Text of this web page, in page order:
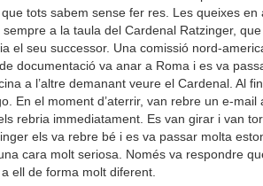
tots sabem sense fer res. Les queixes en
a la taula del Cardenal Ratzinger, que
el seu successor. Una comissió nord-
documentació va anar a Roma i es va
a l’altre demanant veure el Cardenal. Al
En el moment d’aterrir, van rebre un e-mail
rebria immediatament. Es van girar i van
els va rebre bé i es va passar molta
cara molt seriosa. Només va respondre
ell de forma molt diferent.